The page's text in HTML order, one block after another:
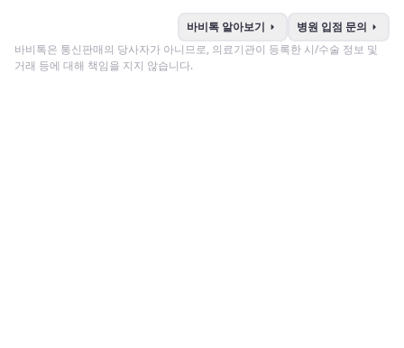
바비톡 알아보기 arrow_right 병원 입점 문의 arrow_right
바비톡은 통신판매의 당사자가 아니므로, 의료기관이 등록한 시/수술 정보 및
거래 등에 대해 책임을 지지 않습니다.